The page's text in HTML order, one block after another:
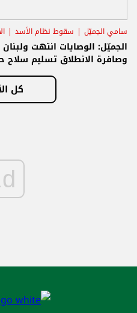
سامي الجميّل سقوط نظام الأسد
الجميّل: الوصايات انتهت
وصافرة الانطلاق تسليم سلاح
كل